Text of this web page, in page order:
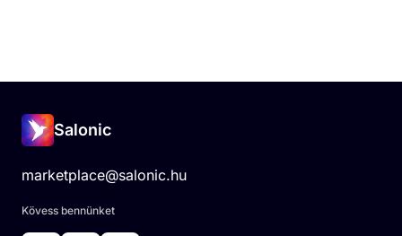
Salonic
marketplace@salonic.hu
Kövess bennünket